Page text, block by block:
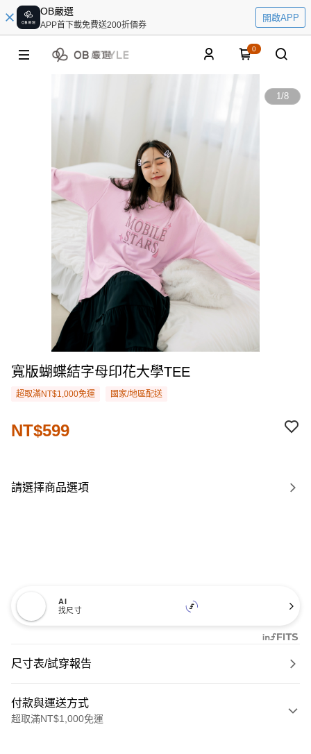
OB嚴選
APP首下載免費送200折價券
開啟APP
0
1/8
寬版蝴蝶結字母印花大學TEE
超取滿NT$1,000免運 國家/地區配送
NT$599
請選擇商品選項
AI
找尺寸
尺寸表/試穿報告
付款與運送方式
超取滿NT$1,000免運